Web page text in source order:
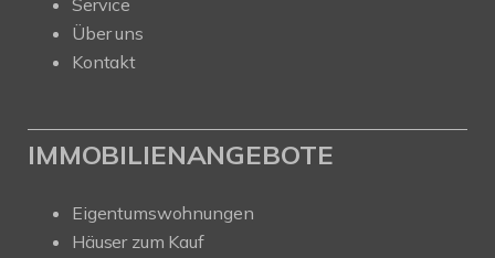
Service
Über uns
Kontakt
IMMOBILIENANGEBOTE
Eigentumswohnungen
Häuser zum Kauf